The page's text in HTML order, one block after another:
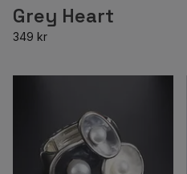
Grey Heart
349 kr